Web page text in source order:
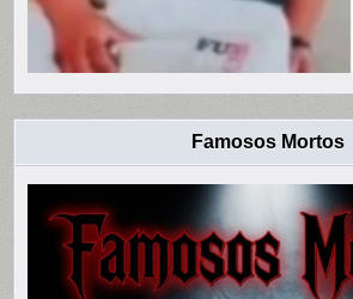
Famosos Mortos